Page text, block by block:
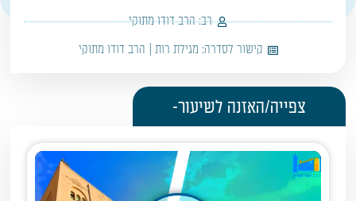
רב: הרב דודו מתוקי
קישור לסדרה: מגילת רות | הרב דודו מתוקי
צפייה/האזנה לשיעור-